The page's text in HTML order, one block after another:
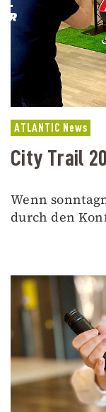
ATLANTIC News
City Trail
Wenn
durch den